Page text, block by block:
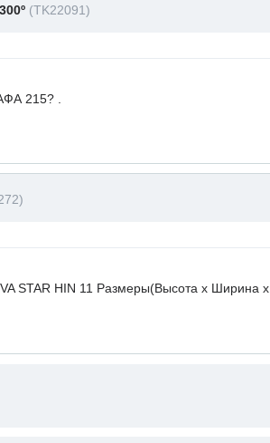
(TK22091)
215? .
STAR HIN 11 Размеры(Высота х Ширина х